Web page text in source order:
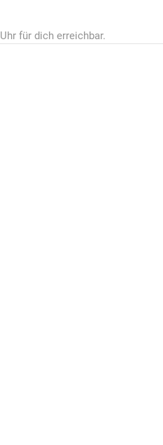
für dich erreichbar.